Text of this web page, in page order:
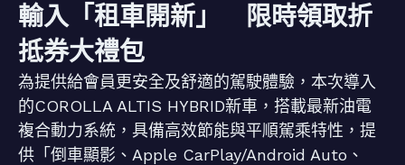
輸入「租車開新」 限時領取折
抵券大禮包
為提供給會員更安全及舒適的駕駛體驗，本次導入
的COROLLA ALTIS HYBRID新車，搭載最新油電
複合動力系統，具備高效節能與平順駕乘特性，提
供「倒車顯影、Apple CarPlay/Android Auto、